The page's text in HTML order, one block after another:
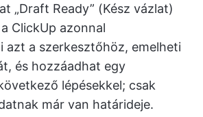
„Draft Ready” (Kész vázlat)
ClickUp azonnal
azt a szerkesztőhöz, emelheti
és hozzáadhat egy
lépésekkel; csak
már van határideje.